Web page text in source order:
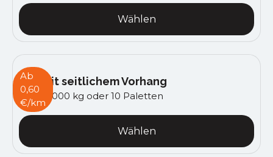
Wählen
Ab
0,60
€/km
Van mit seitlichem Vorhang
Bis zu 1000 kg oder 10 Paletten
Wählen